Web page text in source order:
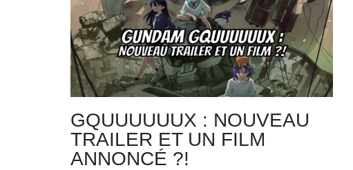
GQUUUUUUX : NOUVEAU
TRAILER ET UN FILM
ANNONCÉ ?!